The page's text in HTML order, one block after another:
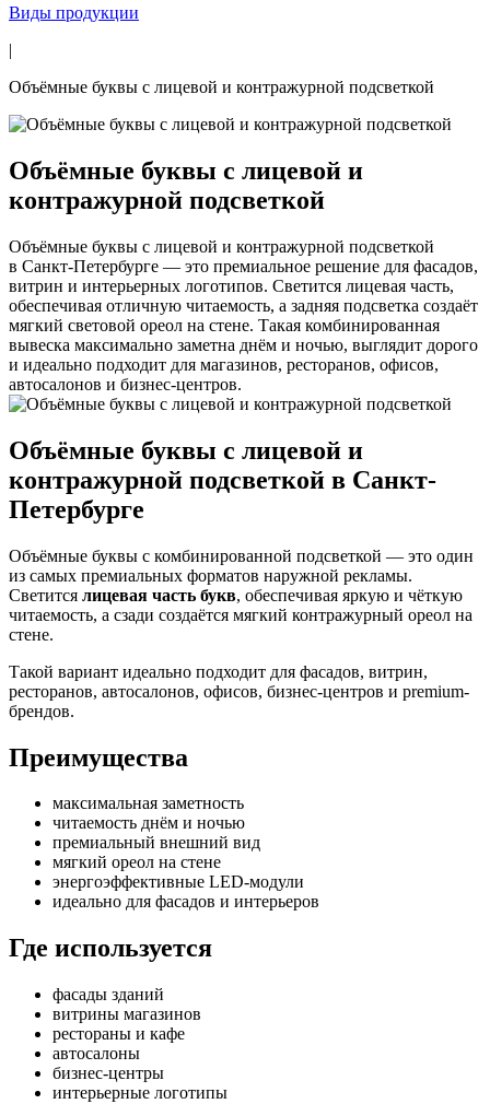
Виды продукции
|
Объёмные буквы с лицевой и контражурной подсветкой
Объёмные буквы с лицевой и
контражурной подсветкой
Объёмные буквы с лицевой и контражурной подсветкой
в Санкт-Петербурге — это премиальное решение для фасадов,
витрин и интерьерных логотипов. Светится лицевая часть,
обеспечивая отличную читаемость, а задняя подсветка создаёт
мягкий световой ореол на стене. Такая комбинированная
вывеска максимально заметна днём и ночью, выглядит дорого
и идеально подходит для магазинов, ресторанов, офисов,
автосалонов и бизнес-центров.
Объёмные буквы с лицевой и
контражурной подсветкой в Санкт-
Петербурге
Объёмные буквы с комбинированной подсветкой — это один
из самых премиальных форматов наружной рекламы.
Светится лицевая часть букв, обеспечивая яркую и чёткую
читаемость, а сзади создаётся мягкий контражурный ореол на
стене.
Такой вариант идеально подходит для фасадов, витрин,
ресторанов, автосалонов, офисов, бизнес-центров и premium-
брендов.
Преимущества
максимальная заметность
читаемость днём и ночью
премиальный внешний вид
мягкий ореол на стене
энергоэффективные LED-модули
идеально для фасадов и интерьеров
Где используется
фасады зданий
витрины магазинов
рестораны и кафе
автосалоны
бизнес-центры
интерьерные логотипы